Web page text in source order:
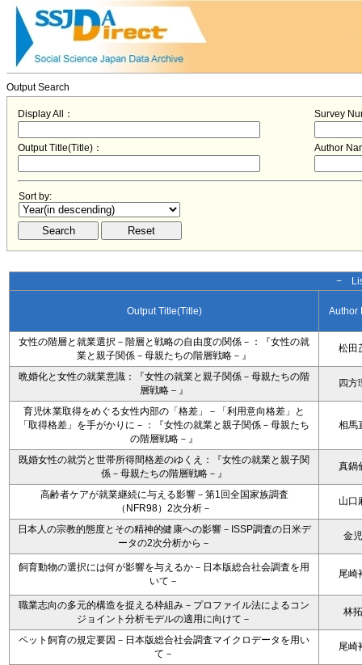
Output Search
Display All： Survey
Output Title(Title)： Author
Sort by:
−
Output Title(Title) Author
女性の階層と就業選択－階層と戦略の自由度の関係－：『女性の就
業と親子関係－母親たちの階層戦略－』
松田
晩婚化と女性の就業意識：『女性の就業と親子関係－母親たちの階
層戦略－』
四方
育児休業取得をめぐる女性内部の「格差」－「利用意向格差」と
「取得格差」を手がかりに－：『女性の就業と親子関係－母親たち
の階層戦略－』
相馬
既婚女性の就労と世帯所得間格差のゆくえ：『女性の就業と親子関
係－母親たちの階層戦略－』
真鍋
高齢者ケアが就業継続に与える影響－第1回全国家族調査
（NFR98）2次分析－
山口
日本人の宗教的態度とその精神的健康への影響－ISSP調査の日米デ
ータの2次分析から－
金
飼育動物の選択には何が影響を与えるか－日本版総合社会調査を用
いて－
尾崎
職業志向の多元的構造を捉える枠組み－プロファイル法によるコン
ジョイント分析モデルの適用に向けて－
林
ペット飼育の規定要因－日本版総合社会調査マイクロデータを用い
て－
尾崎